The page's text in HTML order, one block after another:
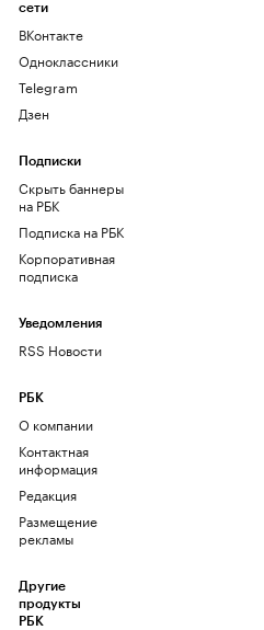
сети
ВКонтакте
Одноклассники
Telegram
Дзен
Подписки
Скрыть баннеры
на РБК
Подписка на РБК
Корпоративная
подписка
Уведомления
RSS Новости
РБК
О компании
Контактная
информация
Редакция
Размещение
рекламы
Другие
продукты
РБК